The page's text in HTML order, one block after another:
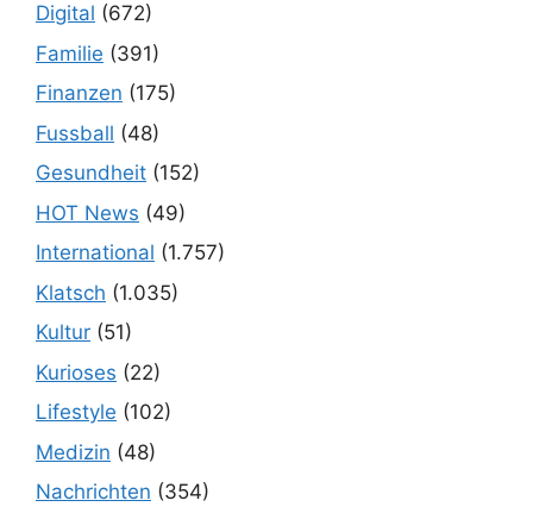
Digital (672)
Familie (391)
Finanzen (175)
Fussball (48)
Gesundheit (152)
HOT News (49)
International (1.757)
Klatsch (1.035)
Kultur (51)
Kurioses (22)
Lifestyle (102)
Medizin (48)
Nachrichten (354)